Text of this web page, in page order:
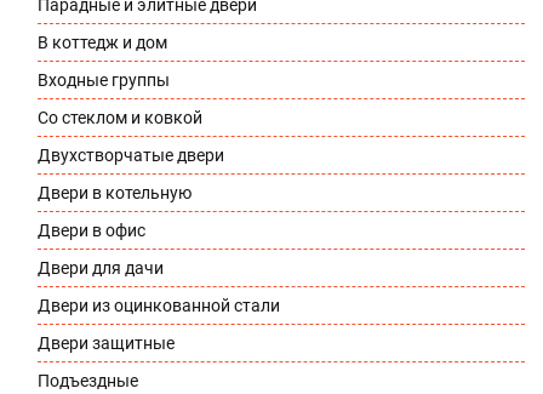
Парадные и элитные двери
В коттедж и дом
Входные группы
Со стеклом и ковкой
Двухстворчатые двери
Двери в котельную
Двери в офис
Двери для дачи
Двери из оцинкованной стали
Двери защитные
Подъездные